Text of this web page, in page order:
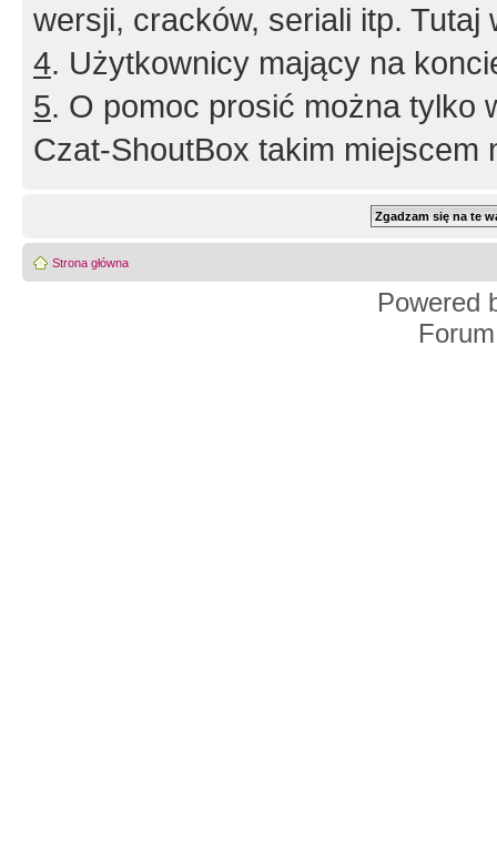
wersji, cracków, seriali itp. Tutaj
4. Użytkownicy mający na
5. O pomoc prosić można tylko
Czat-ShoutBox takim miejscem
Strona główna
Powered